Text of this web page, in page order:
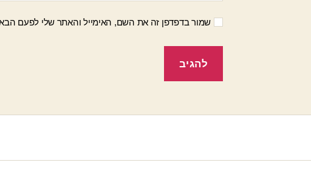
שמור בדפדפן זה את השם, האימייל והאתר שלי לפעם